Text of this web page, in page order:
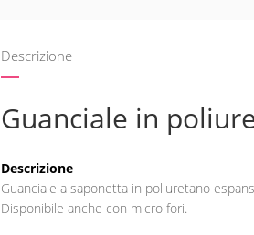
Descrizione
Guanciale in
Descrizione
Guanciale a saponetta in poliuretano
Disponibile anche con micro fori.